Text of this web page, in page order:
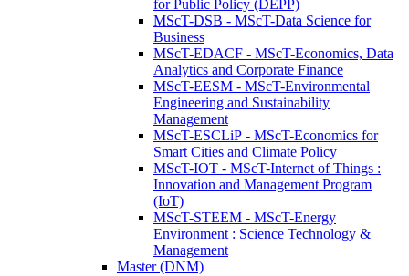
for Public Policy (DEPP)
MScT-DSB - MScT-Data Science for
Business
MScT-EDACF - MScT-Economics, Data
Analytics and Corporate Finance
MScT-EESM - MScT-Environmental
Engineering and Sustainability
Management
MScT-ESCLiP - MScT-Economics for
Smart Cities and Climate Policy
MScT-IOT - MScT-Internet of Things :
Innovation and Management Program
(IoT)
MScT-STEEM - MScT-Energy
Environment : Science Technology &
Management
Master (DNM)